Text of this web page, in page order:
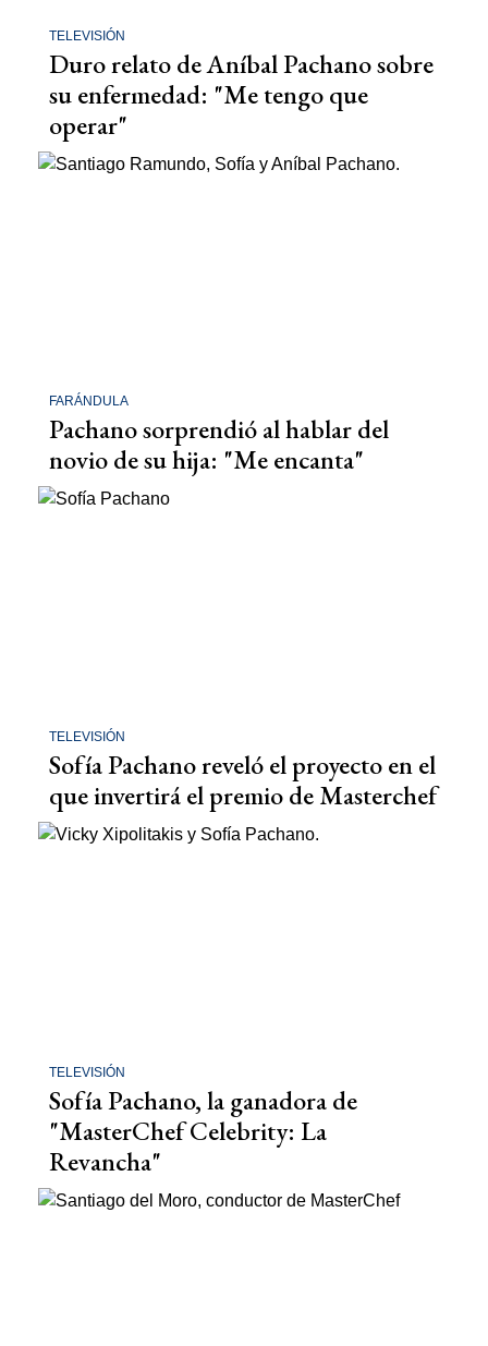
TELEVISIÓN
Duro relato de Aníbal Pachano sobre
su enfermedad: "Me tengo que
operar"
FARÁNDULA
Pachano sorprendió al hablar del
novio de su hija: "Me encanta"
TELEVISIÓN
Sofía Pachano reveló el proyecto en el
que invertirá el premio de Masterchef
TELEVISIÓN
Sofía Pachano, la ganadora de
"MasterChef Celebrity: La
Revancha"